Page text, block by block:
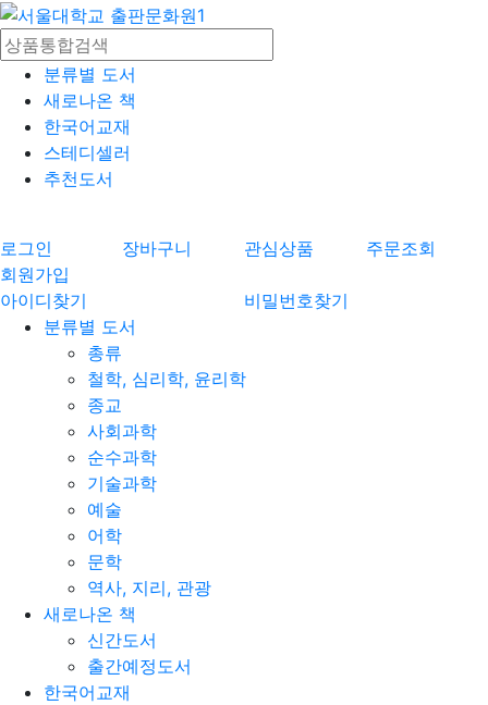
분류별 도서
새로나온 책
한국어교재
스테디셀러
추천도서
로그인 장바구니 관심상품
주문조회
회원가입
아이디찾기
비밀번호찾기
분류별 도서
총류
철학, 심리학, 윤리학
종교
사회과학
순수과학
기술과학
예술
어학
문학
역사, 지리, 관광
새로나온 책
신간도서
출간예정도서
한국어교재